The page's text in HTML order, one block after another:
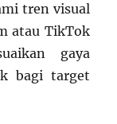
tren visual
atau TikTok
gaya
bagi target